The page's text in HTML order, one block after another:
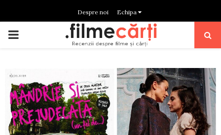
Despre noi Echipa
PRIMARY